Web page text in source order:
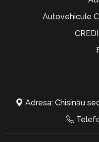
Autovehicule
Adresa: Chisinău